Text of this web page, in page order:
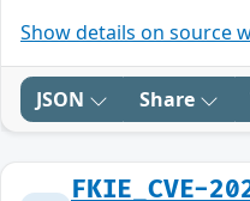
Show details on source
JSON Share
FKIE_CVE-